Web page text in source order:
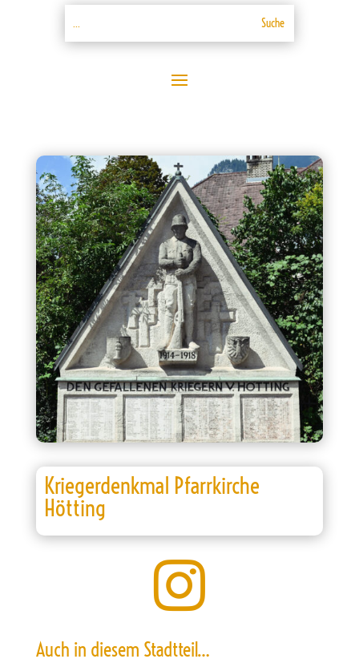
Kriegerdenkmal Pfarrkirche
Hötting

Auch in diesem Stadtteil…